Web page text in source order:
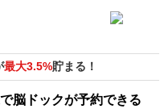
最大3.5%貯まる！
で脳ドックが予約できる